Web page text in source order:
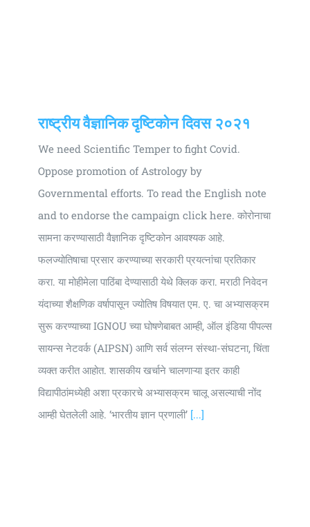
राष्ट्रीय वैज्ञानिक दृष्टिकोन दिवस २०२१
We need Scientific Temper to fight Covid.
Oppose promotion of Astrology by
Governmental efforts. To read the English note
and to endorse the campaign click here. कोरोनाचा
सामना करण्यासाठी वैज्ञानिक दृष्टिकोन आवश्यक आहे.
फलज्योतिषाचा प्रसार करण्याच्या सरकारी प्रयत्नांचा प्रतिकार
करा. या मोहीमेला पाठिंबा देण्यासाठी येथे क्लिक करा. मराठी निवेदन
यंदाच्या शैक्षणिक वर्षापासून ज्योतिष विषयात एम. ए. चा अभ्यासक्रम
सुरू करण्याच्या IGNOU च्या घोषणेबाबत आम्ही, ऑल इंडिया पीपल्स
सायन्स नेटवर्क (AIPSN) आणि सर्व संलग्न संस्था-संघटना, चिंता
व्यक्त करीत आहोत. शासकीय खर्चाने चालणाऱ्या इतर काही
विद्यापीठांमध्येही अशा प्रकारचे अभ्यासक्रम चालू असल्याची नोंद
आम्ही घेतलेली आहे. ‘भारतीय ज्ञान प्रणाली’ [...]